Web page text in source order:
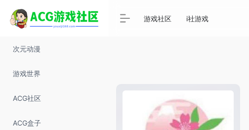
次元动漫
游戏世界
ACG社区
ACG盒子
游戏社区 i社游戏